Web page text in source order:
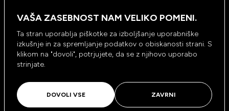
Da, dovolim
Ne, ne
zanimivo vsebino, bi želeli meriti odzive na poslana
sporočila. Ali nam dovolite, da beležimo, hranimo
prikaze prejetih sporočil ter klike na povezave v
prejetih sporočilih? *
NAROČI SE
VAŠA ZASEBNOST NAM VELIKO POMENI.
Ta stran uporablja piškotke za izboljšanje uporabniške
izkušnje in za spremljanje podatkov o obiskanosti strani. S
klikom na "dovoli", potrjujete, da se z njihovo uporabo
strinjate.
DOVOLI VSE ZAVRNI